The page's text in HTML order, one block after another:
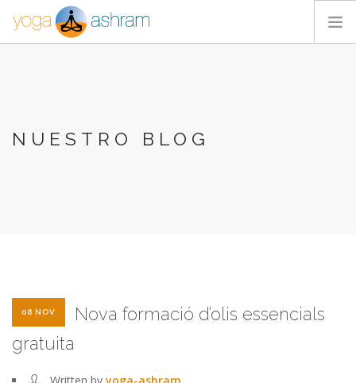
CONTACTA
NUESTRO BLOG
08 NOV
Nova formació d’olis essencials
gratuita